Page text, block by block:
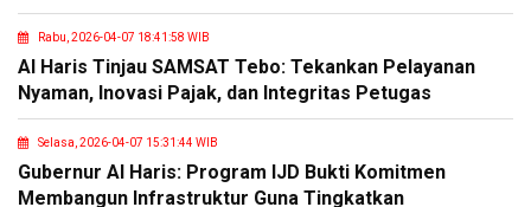
Rabu, 2026-04-07 18:41:58 WIB
Al Haris Tinjau SAMSAT Tebo: Tekankan Pelayanan
Nyaman, Inovasi Pajak, dan Integritas Petugas
Selasa, 2026-04-07 15:31:44 WIB
Gubernur Al Haris: Program IJD Bukti Komitmen
Membangun Infrastruktur Guna Tingkatkan